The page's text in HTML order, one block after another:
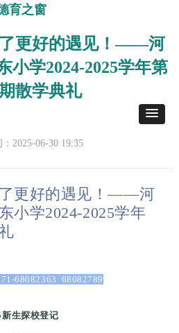
育之窗
更好的遇见！——河
小学2024-2025学年第
散学典礼
2025-06-30 19:35
更好的遇见！——河
小学2024-2025学年
68082363 68082789
新生探校登记